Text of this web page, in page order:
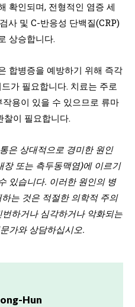
확인되며, 전형적인 염증 세
사 및 C-반응성 단백질(CRP)
상승합니다.
합병증을 예방하기 위해 즉각
가 필요합니다. 치료는 주로
용이 있을 수 있으므로 류마
찰이 필요합니다.
은 상대적으로 경미한 원인
또는 측두동맥염)에 이르기
있습니다. 이러한 원인의 병
는 것은 적절한 의학적 주의
하거나 심각하거나 악화되는
가와 상담하십시오.
Hun